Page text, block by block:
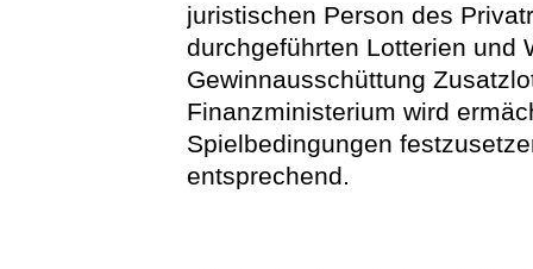
juristischen Person des
durchgeführten Lotterien und
Gewinnausschüttung
Finanzministerium wird
Spielbedingungen
entsprechend.